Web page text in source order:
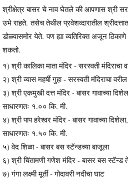
श्रीक्षेत्र बासर चे नाव घेतले की आपणास श्री
उभे राहते. तसेच तेथील प्रवेशव्दारातील
डोळ्यासमोर येते. पण ह्या व्यतिरिक्त अजून
शकतो.
१) श्री कालिका माता मंदिर - सरस्वती
२) श्री व्यास महर्षी गुहा - सरस्वती मंदिराचा
३) श्री एकमुखी दत्त मंदिर - बासर गावाच्या
साधारणतः १.०० कि. मी.
४) श्री पाप हरेश्वर मंदिर - बासर गावाच्या
साधारणतः १.५० कि. मी.
५) वेद शिळा - बासर बस स्टॅन्डच्या बाजूला
६) श्री चिंतामणी गणेश मंदिर - बासर बस स्टॅन्ड
७) गंगा लक्ष्मी मूर्ती - गोदावरी नदीचा घाट